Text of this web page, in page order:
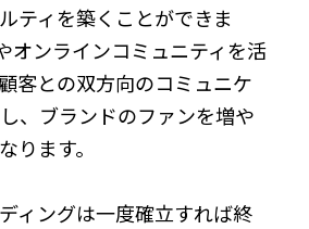
ティを築くことができま
オンラインコミュニティを活
客との双方向のコミュニケ
、ブランドのファンを増や
ります。
ィングは一度確立すれば終